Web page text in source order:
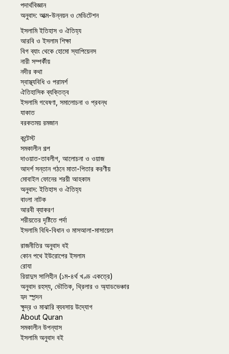
পদার্থবিজ্ঞান
অনুবাদ: আত্ম-উন্নয়ন ও মেডিটেশন
ইসলামি ইতিহাস ও ঐতিহ্য
আরবি ও ইসলাম শিক্ষা
বিগ ব্যাং থেকে হোমো স্যাপিয়েনস
নারী সম্পর্কীয়
নদীর কথা
স্বাস্থ্যবিধি ও পরামর্শ
ঐতিহাসিক ব্যক্তিত্ব
ইসলামি গবেষণা, সমালোচনা ও প্রবন্ধ
যাকাত
বরকতময় রমজান
কন্টেস্ট
সমকালীন গল্প
দাওয়াত-তাবলীগ, আলোচনা ও ওয়াজ
আদর্শ সন্তান গঠনে মাতা-পিতার করণীয়
মোবাইল ফোনের শরয়ী আহকাম
অনুবাদ: ইতিহাস ও ঐতিহ্য
বাংলা নাটক
আরবী ব্যাকরণ
শরীয়তের দৃষ্টিতে পর্দা
ইসলামি বিধি-বিধান ও মাসআলা-মাসায়েল
রাজনীতির অনুবাদ বই
কোন পথে ইউরোপের ইসলাম
রোযা
রিয়াদুস সালিহীন (১ম-৪র্থ খণ্ড একত্রে)
অনুবাদ রহস্য, ভৌতিক, থ্রিলার ও অ্যাডভেঞ্চার
হৃদ স্পন্দন
ক্ষুদ্র ও মাঝারি ব্যবসায় উদ্যোগ
About Quran
সমকালীন উপন্যাস
ইসলামি অনুবাদ বই